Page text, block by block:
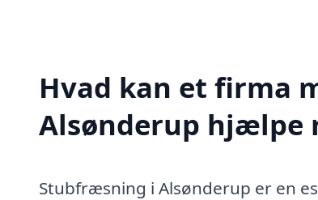
Hvad kan et firma
Alsønderup hjælpe
Stubfræsning i Alsønderup er en